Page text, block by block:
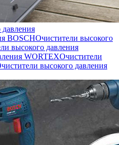
BOSCHОчистители высокого
высокого давления
WORTEXОчистители
высокого давления